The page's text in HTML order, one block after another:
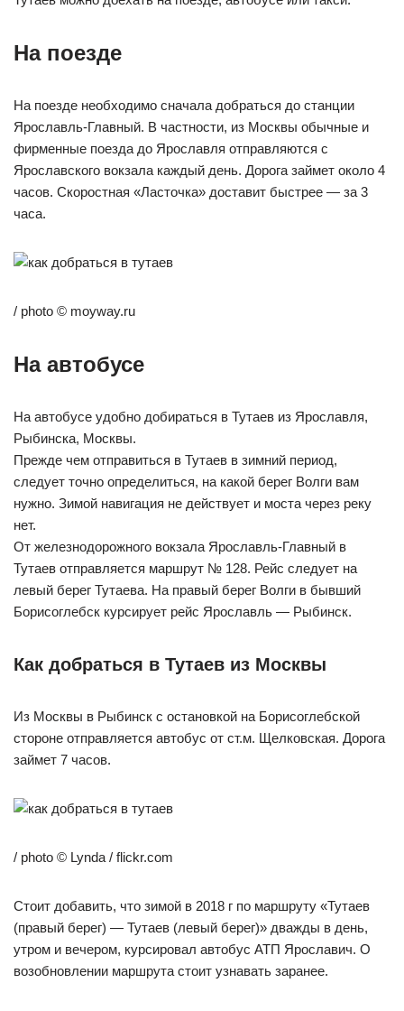
На поезде
На поезде необходимо сначала добраться до станции
Ярославль-Главный. В частности, из Москвы обычные и
фирменные поезда до Ярославля отправляются с
Ярославского вокзала каждый день. Дорога займет около 4
часов. Скоростная «Ласточка» доставит быстрее — за 3
часа.
/ photo © moyway.ru
На автобусе
На автобусе удобно добираться в Тутаев из Ярославля,
Рыбинска, Москвы.
Прежде чем отправиться в Тутаев в зимний период,
следует точно определиться, на какой берег Волги вам
нужно. Зимой навигация не действует и моста через реку
нет.
От железнодорожного вокзала Ярославль-Главный в
Тутаев отправляется маршрут № 128. Рейс следует на
левый берег Тутаева. На правый берег Волги в бывший
Борисоглебск курсирует рейс Ярославль — Рыбинск.
Как добраться в Тутаев из Москвы
Из Москвы в Рыбинск с остановкой на Борисоглебской
стороне отправляется автобус от ст.м. Щелковская. Дорога
займет 7 часов.
/ photo © Lynda / flickr.com
Стоит добавить, что зимой в 2018 г по маршруту «Тутаев
(правый берег) — Тутаев (левый берег)» дважды в день,
утром и вечером, курсировал автобус АТП Ярославич. О
возобновлении маршрута стоит узнавать заранее.